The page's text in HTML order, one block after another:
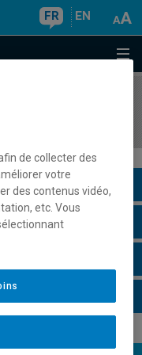
FR EN
de collecter des
votre
des contenus vidéo,
etc. Vous